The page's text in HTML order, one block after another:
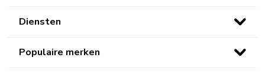
Diensten
Populaire merken